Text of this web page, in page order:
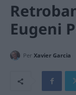
Eugeni
Per Xavier Garcia